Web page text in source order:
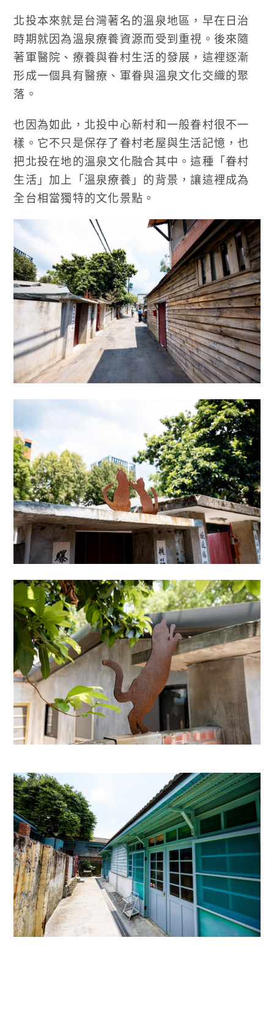
北投本來就是台灣著名的溫泉地區，早在日治
時期就因為溫泉療養資源而受到重視。後來隨
著軍醫院、療養與眷村生活的發展，這裡逐漸
形成一個具有醫療、軍眷與溫泉文化交織的聚
落。
也因為如此，北投中心新村和一般眷村很不一
樣。它不只是保存了眷村老屋與生活記憶，也
把北投在地的溫泉文化融合其中。這種「眷村
生活」加上「溫泉療養」的背景，讓這裡成為
全台相當獨特的文化景點。